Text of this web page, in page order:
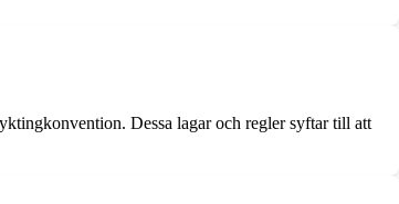
Dessa lagar och regler syftar till att